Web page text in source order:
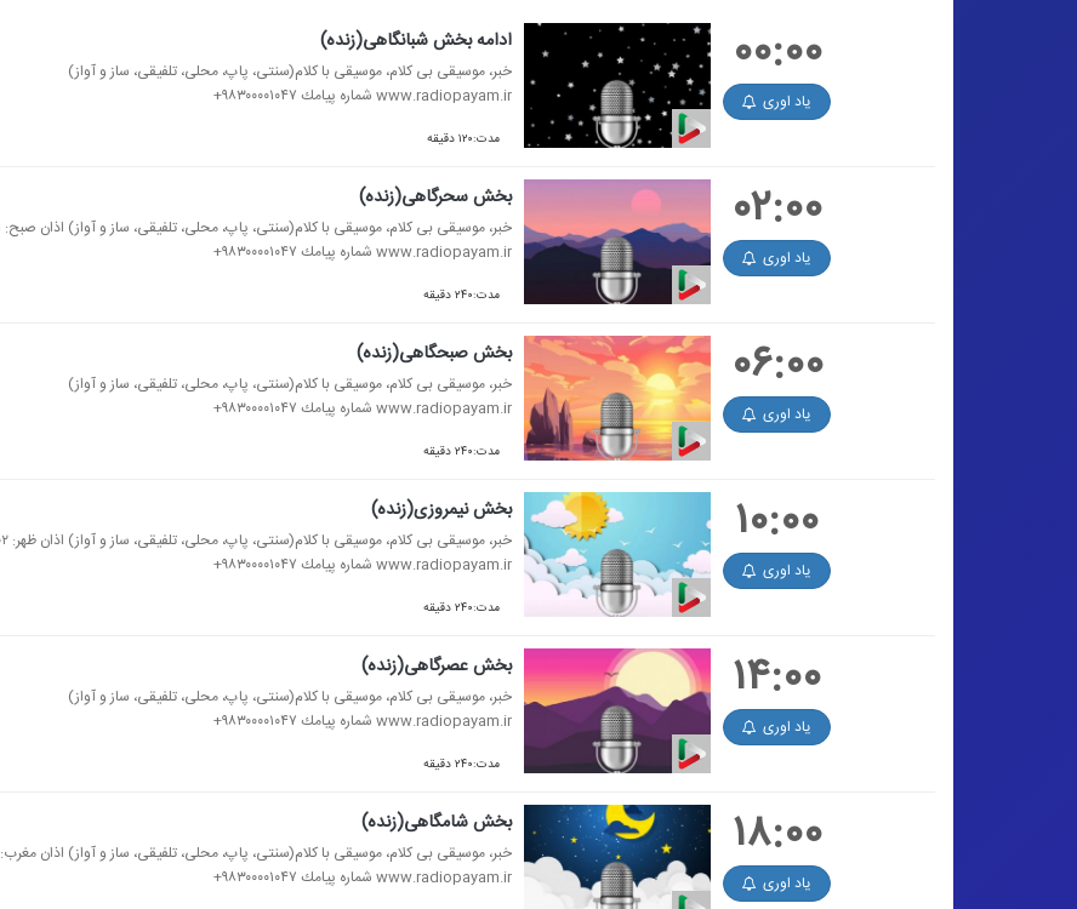
۰۰:۰۰
یاد اوری
ادامه بخش شبانگاهی(زنده)
خبر، موسیقی بی كلام، موسیقی با كلام(سنتی، پاپ، محلی، تلفیقی، ساز و آواز)
www.radiopayam.ir شماره پیامك ۹۸۳۰۰۰۰۱۰۴۷+
مدت:۱۲۰ دقیقه
۰۲:۰۰
یاد اوری
بخش سحرگاهی(زنده)
خبر، موسیقی بی كلام، موسیقی با كلام(سنتی، پاپ، محلی، تلفیقی، ساز و آواز) اذان صبح: ۰۴:۱۵ موذن:استاد عباس سلیمی
www.radiopayam.ir شماره پیامك ۹۸۳۰۰۰۰۱۰۴۷+
مدت:۲۴۰ دقیقه
۰۶:۰۰
یاد اوری
بخش صبحگاهی(زنده)
خبر، موسیقی بی كلام، موسیقی با كلام(سنتی، پاپ، محلی، تلفیقی، ساز و آواز)
www.radiopayam.ir شماره پیامك ۹۸۳۰۰۰۰۱۰۴۷+
مدت:۲۴۰ دقیقه
۱۰:۰۰
یاد اوری
بخش نیمروزی(زنده)
خبر، موسیقی بی كلام، موسیقی با كلام(سنتی، پاپ، محلی، تلفیقی، ساز و آواز) اذان ظهر: ۱۲:۰۲ موذن:استادمحمد حسین سبزعلی
www.radiopayam.ir شماره پیامك ۹۸۳۰۰۰۰۱۰۴۷+
مدت:۲۴۰ دقیقه
۱۴:۰۰
یاد اوری
بخش عصرگاهی(زنده)
خبر، موسیقی بی كلام، موسیقی با كلام(سنتی، پاپ، محلی، تلفیقی، ساز و آواز)
www.radiopayam.ir شماره پیامك ۹۸۳۰۰۰۰۱۰۴۷+
مدت:۲۴۰ دقیقه
۱۸:۰۰
یاد اوری
بخش شامگاهی(زنده)
خبر، موسیقی بی كلام، موسیقی با كلام(سنتی، پاپ، محلی، تلفیقی، ساز و آواز) اذان مغرب: ۱۸:۴۱ موذن: استاد سید متولی عبدالعال
www.radiopayam.ir شماره پیامك ۹۸۳۰۰۰۰۱۰۴۷+